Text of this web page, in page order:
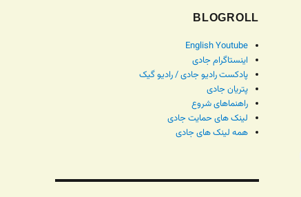
BLOGROLL
English Youtube
اینستاگرام جادی
پادکست رادیو جادی / رادیو گیک
پتریان جادی
راهنماهای شروع
لینک های حمایت جادی
همه لینک های جادی